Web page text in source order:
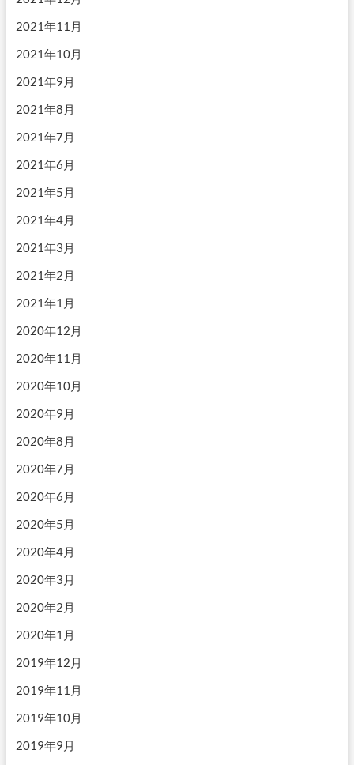
2021年11月
2021年10月
2021年9月
2021年8月
2021年7月
2021年6月
2021年5月
2021年4月
2021年3月
2021年2月
2021年1月
2020年12月
2020年11月
2020年10月
2020年9月
2020年8月
2020年7月
2020年6月
2020年5月
2020年4月
2020年3月
2020年2月
2020年1月
2019年12月
2019年11月
2019年10月
2019年9月